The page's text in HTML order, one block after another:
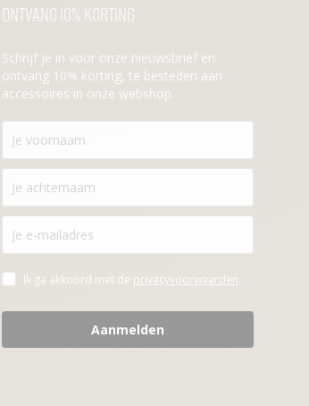
Ontvang 10% korting
Schrijf je in voor onze nieuwsbrief en
ontvang 10% korting, te besteden aan
accessoires in onze webshop.
Ik ga akkoord met de privacyvoorwaarden.
Aanmelden